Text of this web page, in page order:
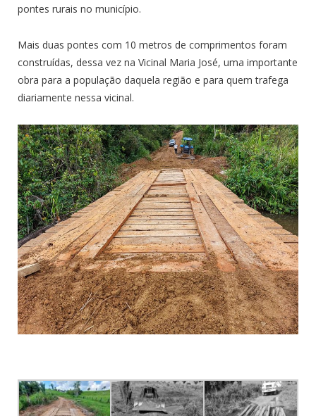
pontes rurais no município.
Mais duas pontes com 10 metros de comprimentos foram
construídas, dessa vez na Vicinal Maria José, uma importante
obra para a população daquela região e para quem trafega
diariamente nessa vicinal.